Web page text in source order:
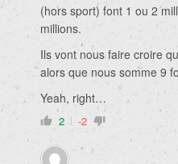
(hors sport) font 1 ou 2
millions.
Ils vont nous faire croire
alors que nous somme 9
Yeah, right…
2 -2